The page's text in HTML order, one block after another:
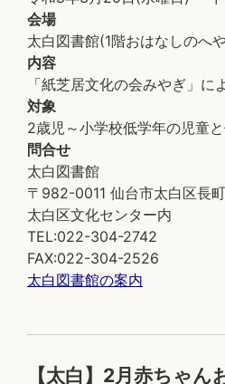
会場
太白図書館(1階おはなしのへ
内容
「紙芝居文化の会みやぎ」に
対象
2歳児～小学校低学年の児童
問合せ
太白図書館
〒982-0011 仙台市太白区長
太白区文化センター内
TEL:022-304-2742
FAX:022-304-2526
太白図書館の案内
【太白】2月赤ちゃん